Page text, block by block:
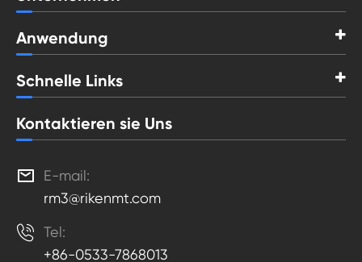
Anwendung
Schnelle Links
Kontaktieren sie Uns

E-mail:
rm3@rikenmt.com
 Tel:
+86-0533-7868013